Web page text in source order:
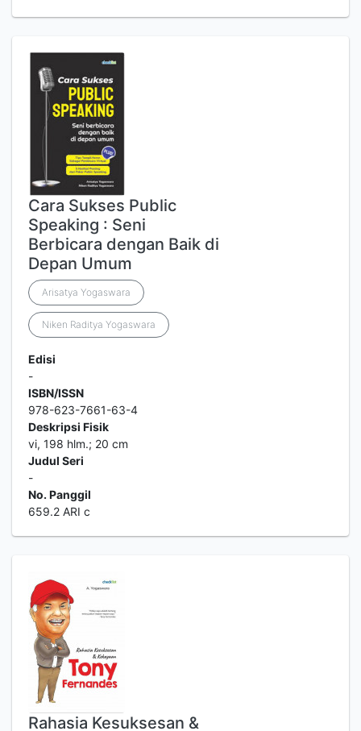
Cara Sukses Public
Speaking : Seni
Berbicara dengan Baik di
Depan Umum
Arisatya Yogaswara
Niken Raditya Yogaswara
Edisi
-
ISBN/ISSN
978-623-7661-63-4
Deskripsi Fisik
vi, 198 hlm.; 20 cm
Judul Seri
-
No. Panggil
659.2 ARI c
Rahasia Kesuksesan &